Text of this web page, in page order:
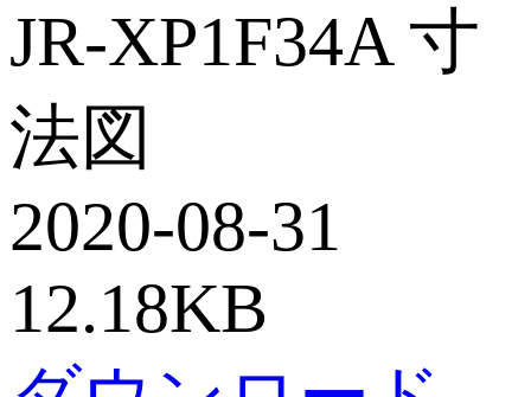
JR-XP1F34A 寸
法図
2020-08-31
12.18KB